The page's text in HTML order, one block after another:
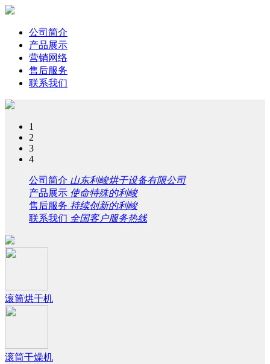
公司简介
产品展示
营销网络
售后服务
联系我们
1
2
3
4
公司简介 山东利峻烘干设备有限公司
产品展示 使命特殊的利峻
售后服务 持续创新的利峻
联系我们 全国客户服务热线
滚筒烘干机
滚筒干燥机